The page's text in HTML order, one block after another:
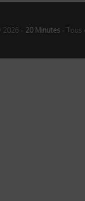
- 20 Minutes -